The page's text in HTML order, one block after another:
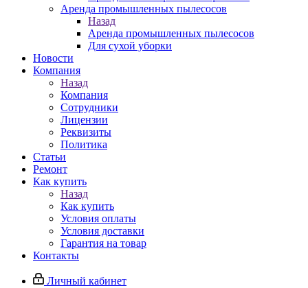
Аренда промышленных пылесосов
Назад
Аренда промышленных пылесосов
Для сухой уборки
Новости
Компания
Назад
Компания
Сотрудники
Лицензии
Реквизиты
Политика
Статьи
Ремонт
Как купить
Назад
Как купить
Условия оплаты
Условия доставки
Гарантия на товар
Контакты
Личный кабинет